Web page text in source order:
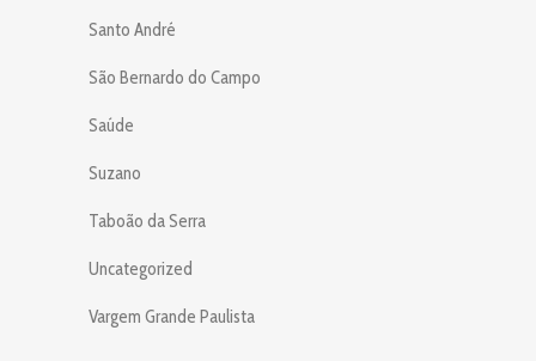
Santo André
São Bernardo do Campo
Saúde
Suzano
Taboão da Serra
Uncategorized
Vargem Grande Paulista